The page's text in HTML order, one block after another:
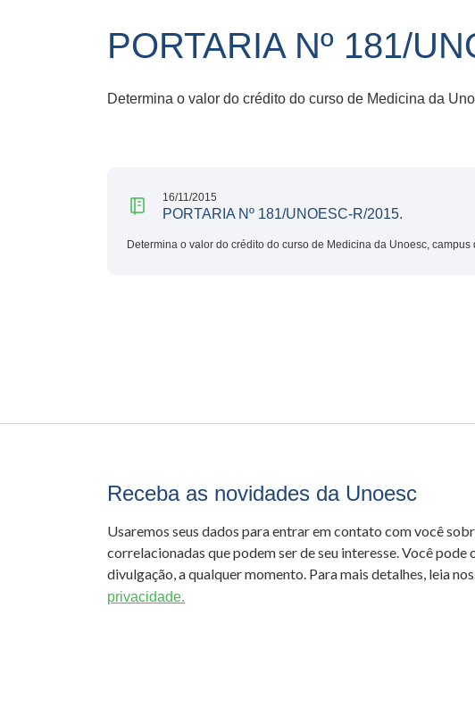
PORTARIA Nº 181/
Determina o valor do crédito do curso de Medicina da
16/11/2015
PORTARIA Nº 181/UNOESC-R/2015.
Determina o valor do crédito do curso de Medicina da Unoesc, campus
Receba as novidades da Unoesc
Usaremos seus dados para entrar em contato com você
correlacionadas que podem ser de seu interesse. Você pode
divulgação, a qualquer momento. Para mais detalhes, leia
privacidade.